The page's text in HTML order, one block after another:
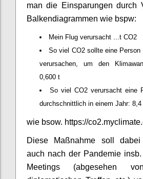
man die Einsparungen durch
Balkendiagrammen wie bspw:
Mein Flug verursacht ...t CO2
So viel CO2 sollte eine Person
verursachen, um den
0,600 t
So viel CO2 verursacht eine
durchschnittlich in einem Jahr: 8,4
wie bsow. https://
Diese Maßnahme soll
auch nach der Pandemie
Meetings (abgesehen